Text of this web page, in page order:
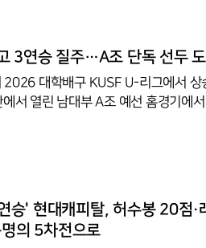
산동성고와의 예선 마지막 경기를 앞
3연승 질주…A조 단독 선두
2026 대학배구 KUSF U-리그에서 상
서 열린 남대부 A조 예선 홈경기에
성균관대는 경기 초반부터 안정된
승리를 따내며 흐름을 이어갔다. 이
승' 현대캐피탈, 허수봉 20점·
의 5차전으로